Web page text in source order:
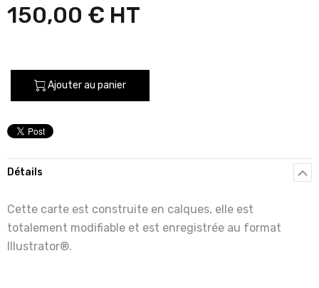
150,00 €
Ajouter au panier
Détails
Cette carte est construite en calques, elle est
totalement modifiable et est enregistrée au format
Illustrator®.